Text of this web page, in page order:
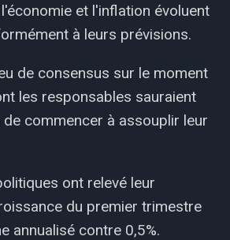
et l'inflation évoluent
à leurs prévisions.
de consensus sur le moment
les responsables sauraient
de commencer à assouplir leur
ont relevé leur
du premier trimestre
annualisé contre 0,5%.